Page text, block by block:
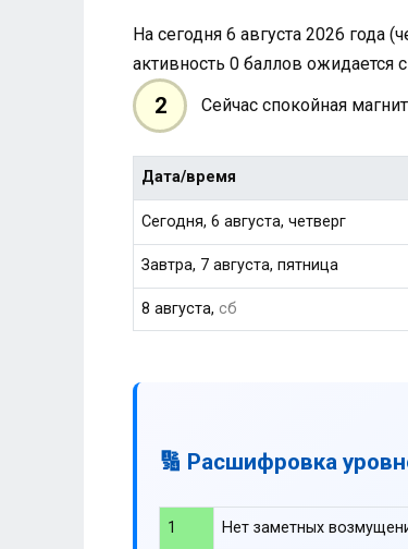
На сегодня 6 августа 2026 года
активность 0 баллов ожидается
2 Сейчас спокойная
Дата/время
Сегодня, 6 августа, четверг
Завтра, 7 августа, пятница
8 августа, сб
🔢 Расшифровка
1 Нет заметных